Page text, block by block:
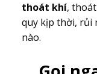
thoát khí,
quy kịp thời, rủi
nào.